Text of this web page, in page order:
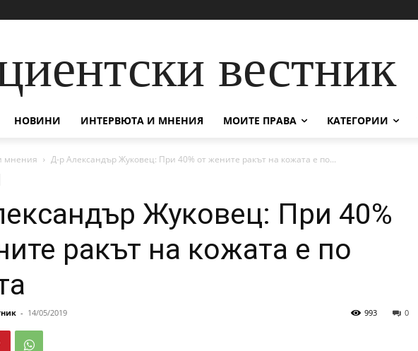
вестник
НОВИНИ ИНТЕРВЮТА И МНЕНИЯ МОИТЕ ПРАВА КАТЕГОРИИ
мнения Д-р Александър Жуковец: При 40% от жените ракът на кожата е по...
Жуковец: При 40%
ракът на кожата е по
- 14/05/2019 0
993